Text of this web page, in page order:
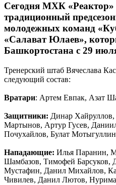
Сегодня МХК
традиционный
молодежных команд
«Салават Юлаев»,
Башкортостана с 29
Тренерский штаб Вячеслава
следующий состав:
Вратари: Артем Евпак, Азат
Защитники: Динар
Мартынов, Артур Гусев,
Почухайлов, Булат
Нападающие: Илья Паранин,
Шамбазов, Тимофей Барсуков,
Мустафин, Данил Михайлов,
Чивилев, Данил Лютов,